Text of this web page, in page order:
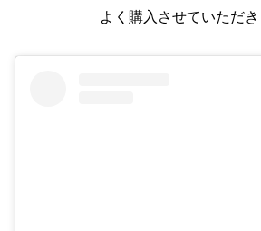
よく購入させていただき